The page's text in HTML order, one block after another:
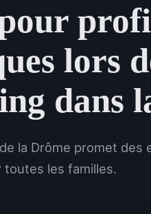
lors
dans
la Drôme promet des
toutes les familles.